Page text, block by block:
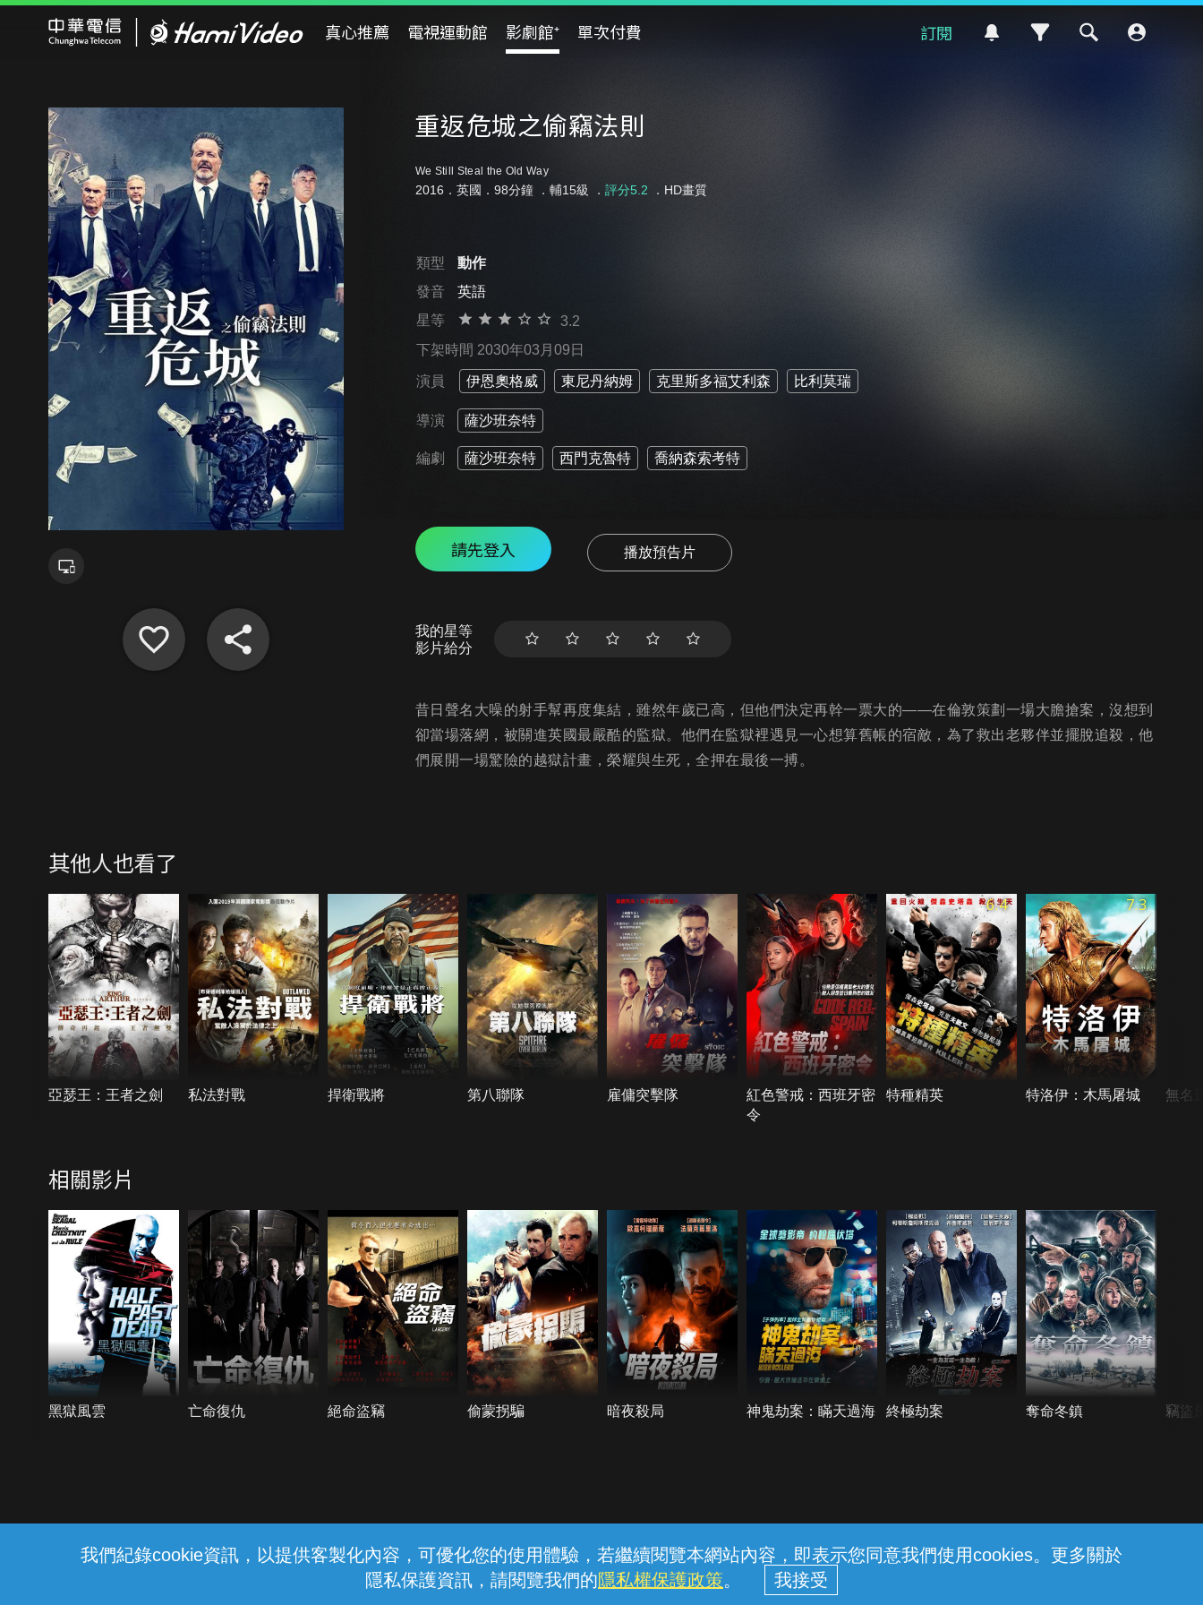
我們紀錄cookie資訊，以提供客製化內容，可優化您的使用體驗，若繼續閱覽本網站內容，即表示您同意我們使用cookies。更多關於
隱私保護資訊，請閱覽我們的隱私權保護政策。
真心推薦 電視運動館 影劇館⁺ 單次付費 訂閱
重返危城之偷竊法則
We Still Steal the Old Way
2016．英國．98分鐘 ． 輔15級 ． 評分5.2 ．HD畫質
類型
動作
發音
英語
星等
3.2
下架時間 2030年03月09日
演員 伊恩奧格威 東尼丹納姆 克里斯多福艾利森 比利莫瑞
導演 薩沙班奈特
編劇 薩沙班奈特 西門克魯特 喬納森索考特
請先登入 播放預告片
我的星等
影片給分
昔日聲名大噪的射手幫再度集結，雖然年歲已高，但他們決定再幹一票大的——在倫敦策劃一場大膽搶案，沒想到
卻當場落網，被關進英國最嚴酷的監獄。他們在監獄裡遇見一心想算舊帳的宿敵，為了救出老夥伴並擺脫追殺，他
們展開一場驚險的越獄計畫，榮耀與生死，全押在最後一搏。
其他人也看了
亞瑟王：王者之劍 私法對戰 捍衛戰將 第八聯隊 雇傭突擊隊
紅色警戒：西班牙密
令
6.4
特種精英
7.3
特洛伊：木馬屠城 無名
相關影片
黑獄風雲 亡命復仇 絕命盜竊 偷蒙拐騙 暗夜殺局 神鬼劫案：瞞天過海 終極劫案 奪命冬鎮 竊盜
線上客服 服務條款 隱私權保護
中華電信股份有限公司個人家庭分公司 (統一編號：96979949) © 2026